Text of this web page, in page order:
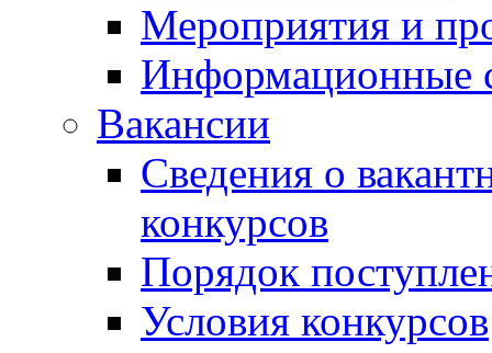
Мероприятия и
Информационные
Вакансии
Сведения о
конкурсов
Порядок
Условия конкурсов